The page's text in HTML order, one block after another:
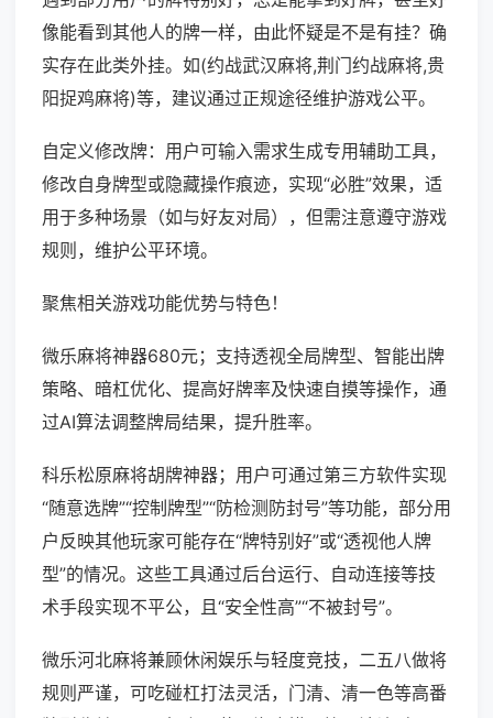
像能看到其他人的牌一样，由此怀疑是不是有挂？确
实存在此类外挂。如(约战武汉麻将,荆门约战麻将,贵
阳捉鸡麻将)等，建议通过正规途径维护游戏公平。
自定义修改牌：用户可输入需求生成专用辅助工具，
修改自身牌型或隐藏操作痕迹，实现“必胜”效果，适
用于多种场景（如与好友对局），但需注意遵守游戏
规则，维护公平环境。
聚焦相关游戏功能优势与特色！
微乐麻将神器680元；支持透视全局牌型、智能出牌
策略、暗杠优化、提高好牌率及快速自摸等操作，通
过AI算法调整牌局结果，提升胜率。
科乐松原麻将胡牌神器；用户可通过第三方软件实现
“随意选牌”“控制牌型”“防检测防封号”等功能，部分用
户反映其他玩家可能存在“牌特别好”或“透视他人牌
型”的情况。这些工具通过后台运行、自动连接等技
术手段实现不平公，且“安全性高”“不被封号”。
微乐河北麻将兼顾休闲娱乐与轻度竞技，二五八做将
规则严谨，可吃碰杠打法灵活，门清、清一色等高番